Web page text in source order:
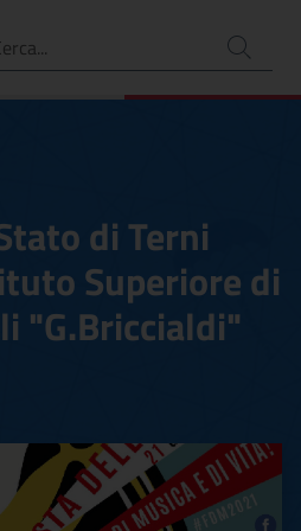
di Terni
Superiore di
"G.Briccialdi"
Stato di